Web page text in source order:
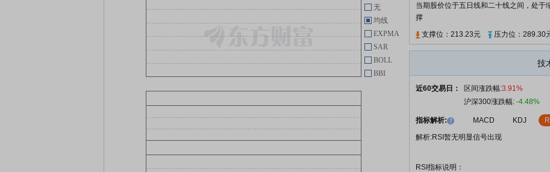
｜ChinaJoy 观察
金山办公:北京市君合律师事务所
关于北京金山办公软件股份有限公
司2026年限制性股票激励计划首
次授予相关事项之法律意见书
金山办公:金山办公2025年年度股
金山办公:金山办公关于向2026年
授予限制性股票的公告
金山办公:北京市君合律师事务所
司2025年年度股东会的法律意见
当期股价位于五日线和二十线之间，处
撑
支撑位：213.23元
压力位：289.30
技
近60交易日： 区间涨跌幅:3.91%
沪深300涨跌幅: -4.48%
指标解析: MACD KDJ
解析:RSI暂无明显信号出现
RSI指标说明：
无
均线
EXPMA
SAR
BOLL
BBI